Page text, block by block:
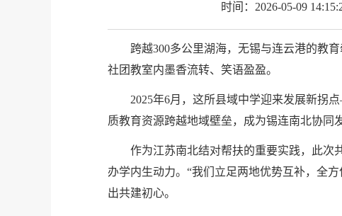
时间： 2026-05-09
跨越300多公里湖海，无锡与连云港的教
社团教室内墨香流转、笑语盈盈。
2025年6月，这所县域中学迎来发展新拐
质教育资源跨越地域壁垒，成为锡连南北协同
作为江苏南北结对帮扶的重要实践，此次
办学内生动力。“我们立足两地优势互补，全
出共建初心。